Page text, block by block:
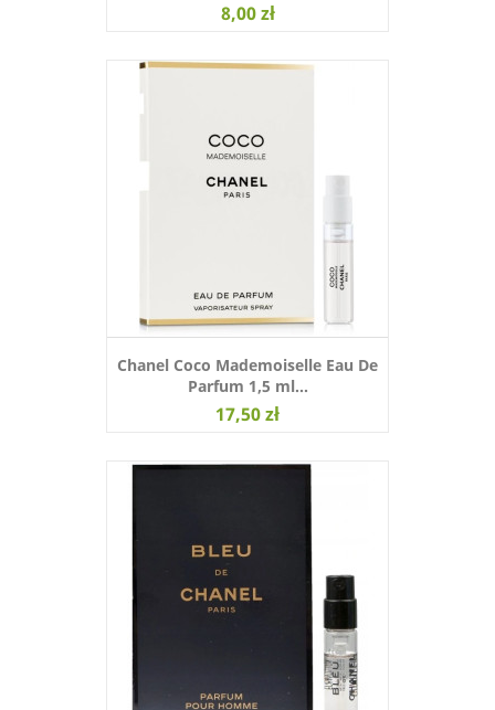
8,00 zł
Chanel Coco Mademoiselle Eau De
Parfum 1,5 ml...
17,50 zł